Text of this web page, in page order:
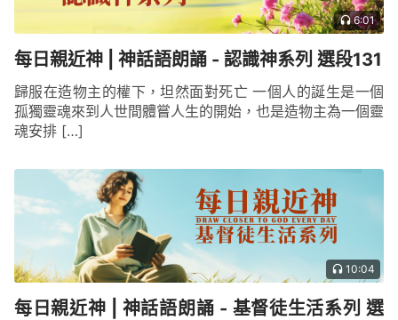
6:01
每日親近神 | 神話語朗誦 - 認識神系列 選段131
歸服在造物主的權下，坦然面對死亡 一個人的誕生是一個
孤獨靈魂來到人世間體嘗人生的開始，也是造物主為一個靈
魂安排 […]
10:04
每日親近神 | 神話語朗誦 - 基督徒生活系列 選